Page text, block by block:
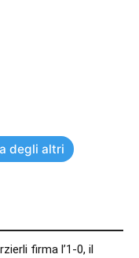
degli altri
firma l’1-0, il